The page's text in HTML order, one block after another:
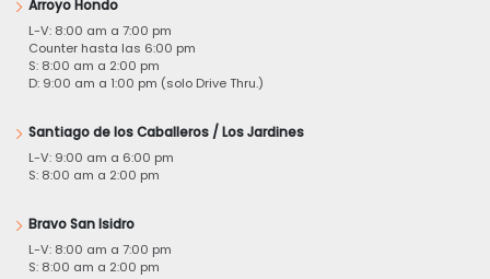
Arroyo Hondo
L-V: 8:00 am a 7:00 pm
Counter hasta las 6:00 pm
S: 8:00 am a 2:00 pm
D: 9:00 am a 1:00 pm (solo Drive Thru.)
Santiago de los Caballeros / Los Jardines
L-V: 9:00 am a 6:00 pm
S: 8:00 am a 2:00 pm
Bravo San Isidro
L-V: 8:00 am a 7:00 pm
S: 8:00 am a 2:00 pm